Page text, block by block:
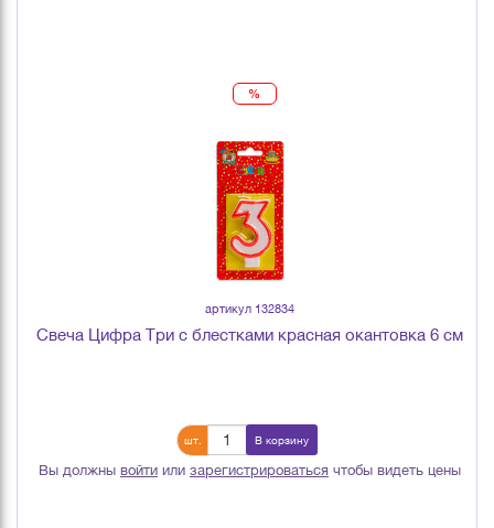
%
артикул 132834
Свеча Цифра Три с блестками красная окантовка 6 см
шт. В корзину
Вы должны войти или зарегистрироваться чтобы видеть цены